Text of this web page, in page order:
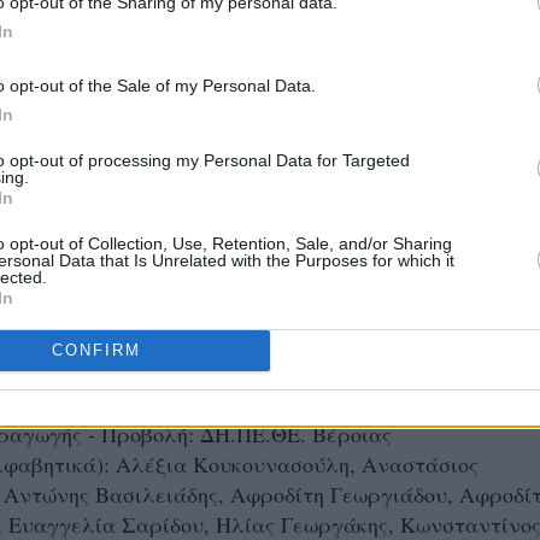
opt-out of the Sale of my Personal Data.
opt-out of processing my Personal Data for Targeted
opt-out of Collection, Use, Retention, Sale, and/or Sharing
Data that Is Unrelated with the Purposes for which it
CONFIRM
Κωνσταντίνος Ντομουχτσής
Δημήτρης Γεωργόπουλος
Δημήτρης Γεωργόπουλος, Ευαγγελία
Αφροδίτη Γεωργιάδου (μαθήτρια του τμήματος)
Βέγκος
Κώστας Παπακώτας (μαθητής του τμήματος
‘Αμήχανοι’)
Αλεξάνδρα Γκίκα (μαθήτρια του
‘Αμήχανοι’)
Μιχάλης Χασιώτης, Ευαγγελία Ιωαννίδου (μαθητές
- Προβολή: ΔΗ.ΠΕ.ΘΕ. Βέροιας
Aλέξια Κουκουνασούλη, Αναστάσιος
Βασιλειάδης, Αφροδίτη Γεωργιάδου,
Ευαγγελία Σαρίδου, Ηλίας Γεωργάκης, Κωνσταντίνος